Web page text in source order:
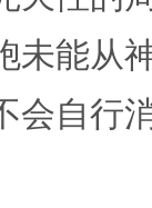
未能从
会自行